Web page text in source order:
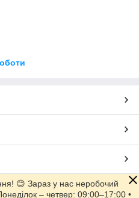
😊 Зараз у нас неробочий
– четвер: 09:00–17:00 •